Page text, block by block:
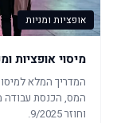
אופציות ומניות
מיסוי אופציות
המס, הכנסת עבודה
וחוזר 9/2025.